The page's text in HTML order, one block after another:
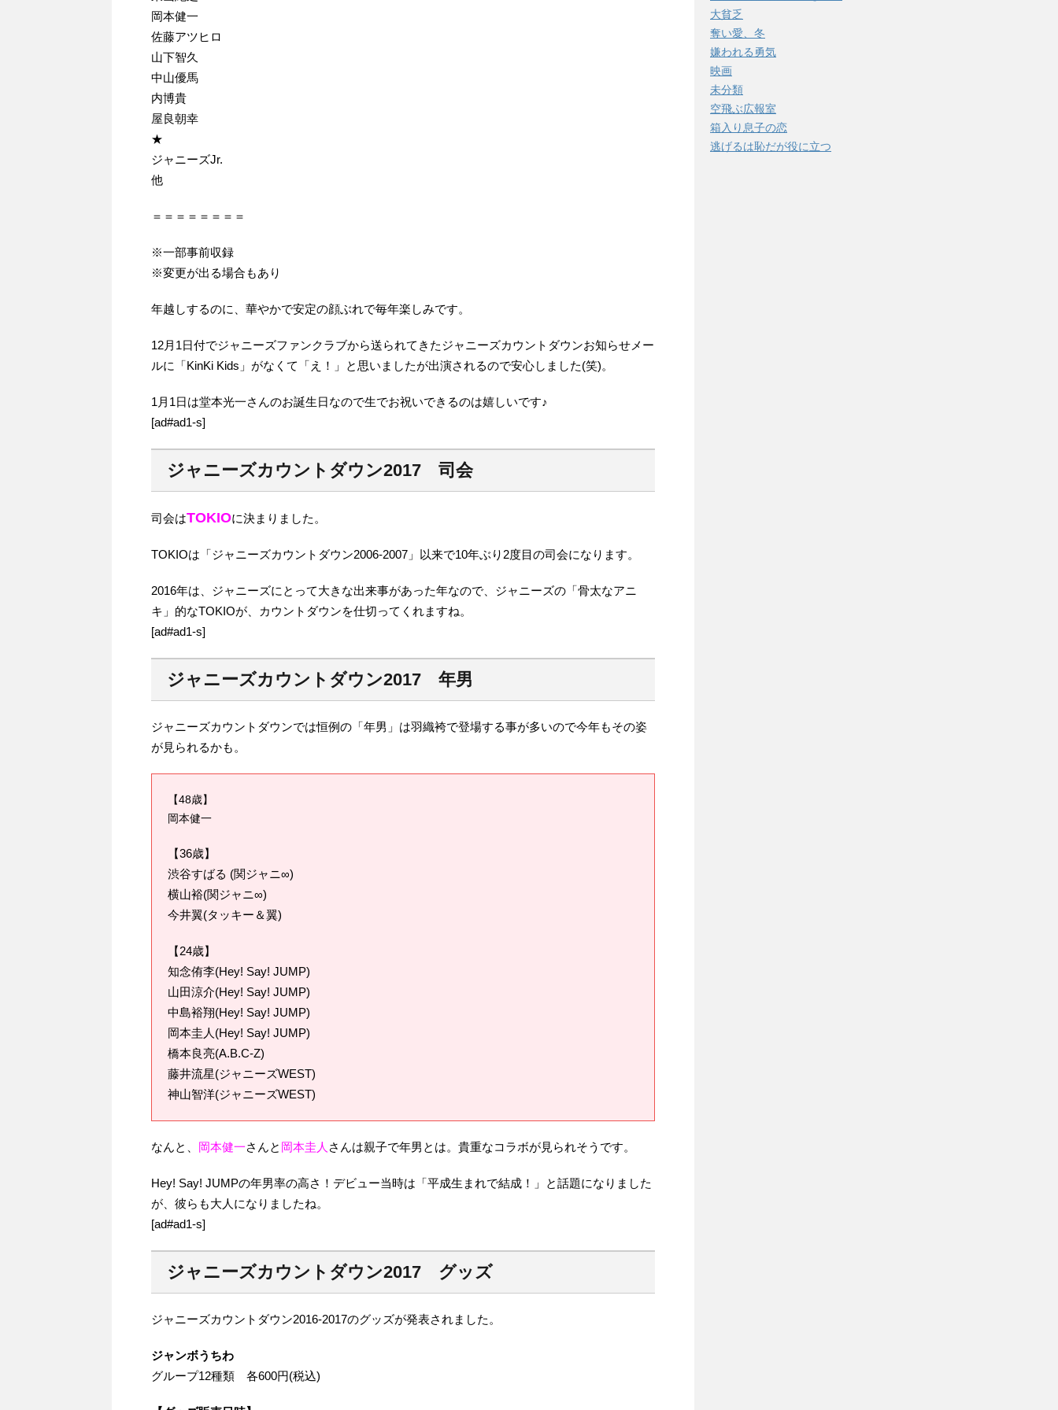
岡本健一
佐藤アツヒロ
山下智久
中山優馬
内博貴
屋良朝幸
★
ジャニーズJr.
他
＝＝＝＝＝＝＝＝
※一部事前収録
※変更が出る場合もあり
年越しするのに、華やかで安定の顔ぶれで毎年楽しみです。
12月1日付でジャニーズファンクラブから送られてきたジャニーズカウントダウンお知らせメー
ルに「KinKi Kids」がなくて「え！」と思いましたが出演されるので安心しました(笑)。
1月1日は堂本光一さんのお誕生日なので生でお祝いできるのは嬉しいです♪
[ad#ad1-s]
ジャニーズカウントダウン2017 司会
司会はTOKIOに決まりました。
TOKIOは「ジャニーズカウントダウン2006-2007」以来で10年ぶり2度目の司会になります。
2016年は、ジャニーズにとって大きな出来事があった年なので、ジャニーズの「骨太なアニ
キ」的なTOKIOが、カウントダウンを仕切ってくれますね。
[ad#ad1-s]
ジャニーズカウントダウン2017 年男
ジャニーズカウントダウンでは恒例の「年男」は羽織袴で登場する事が多いので今年もその姿
が見られるかも。
【48歳】
岡本健一
【36歳】
渋谷すばる (関ジャニ∞)
横山裕(関ジャニ∞)
今井翼(タッキー＆翼)
【24歳】
知念侑李(Hey! Say! JUMP)
山田涼介(Hey! Say! JUMP)
中島裕翔(Hey! Say! JUMP)
岡本圭人(Hey! Say! JUMP)
橋本良亮(A.B.C-Z)
藤井流星(ジャニーズWEST)
神山智洋(ジャニーズWEST)
なんと、 岡本健一さんと 岡本圭人 さんは親子で年男とは。貴重なコラボが見られそうです。
Hey! Say! JUMPの年男率の高さ！デビュー当時は「平成生まれで結成！」と話題になりました
が、彼らも大人になりましたね。
[ad#ad1-s]
ジャニーズカウントダウン2017 グッズ
ジャニーズカウントダウン2016‐2017のグッズが発表されました。
ジャンボうちわ
グループ12種類 各600円(税込)
大貧乏
奪い愛、冬
嫌われる勇気
映画
未分類
空飛ぶ広報室
箱入り息子の恋
逃げるは恥だが役に立つ